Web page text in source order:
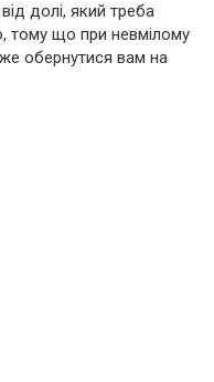
долі, який треба
тому що при невмілому
обернутися вам на